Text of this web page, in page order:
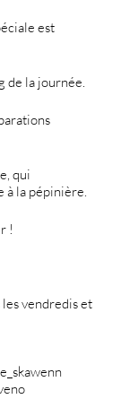
est
de la journée.
qui
à la pépinière.
!
vendredis et